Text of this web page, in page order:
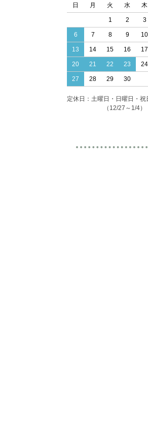
日 月 火 水 木
1 2 3
6 7 8 9 10
13 14 15 16 17
20 21 22 23 24
27 28 29 30
定休日：土曜日・日曜日・祝
（12/27～1/4）